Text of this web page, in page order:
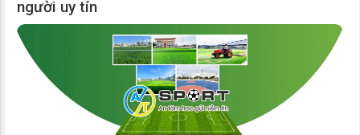
người uy tín